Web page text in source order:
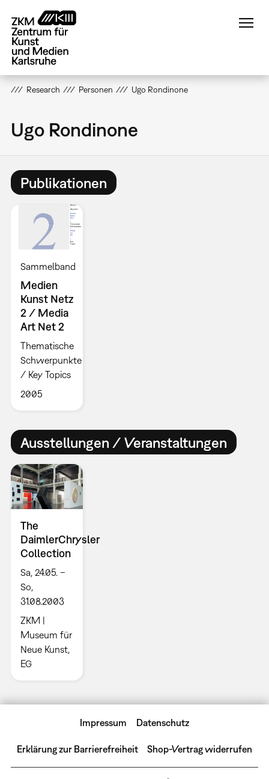
zum
Inhalt
Research Personen Ugo Rondinone
Ugo Rondinone
Publikationen
Sammelband
Medien
Kunst Netz
2 / Media
Art Net 2
Thematische
Schwerpunkte
/ Key Topics
2005
Ausstellungen / Veranstaltungen
The
DaimlerChrysler
Collection
Sa, 24.05. –
So,
31.08.2003
ZKM |
Museum für
Neue Kunst,
EG
Impressum Datenschutz
Erklärung zur Barrierefreiheit Shop-Vertrag widerrufen